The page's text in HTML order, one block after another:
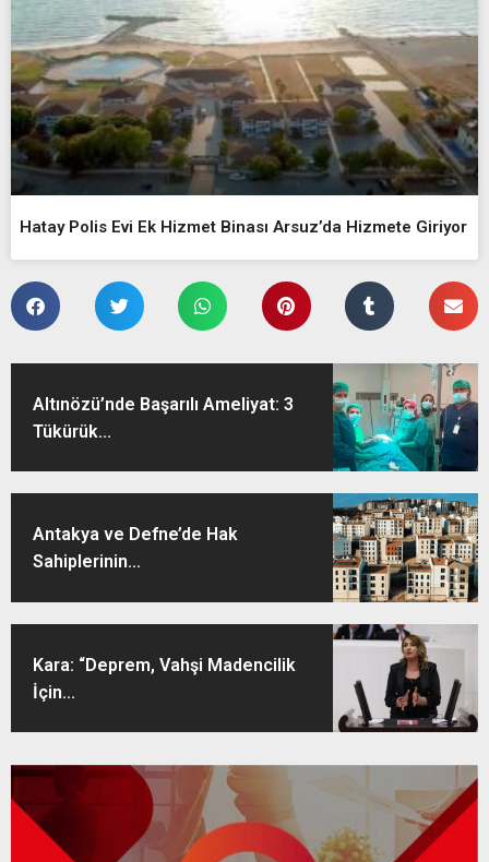
Hatay Polis Evi Ek Hizmet Binası Arsuz’da Hizmete Giriyor
Altınözü’nde Başarılı Ameliyat: 3
Tükürük...
Antakya ve Defne’de Hak
Sahiplerinin...
Kara: “Deprem, Vahşi Madencilik
İçin...